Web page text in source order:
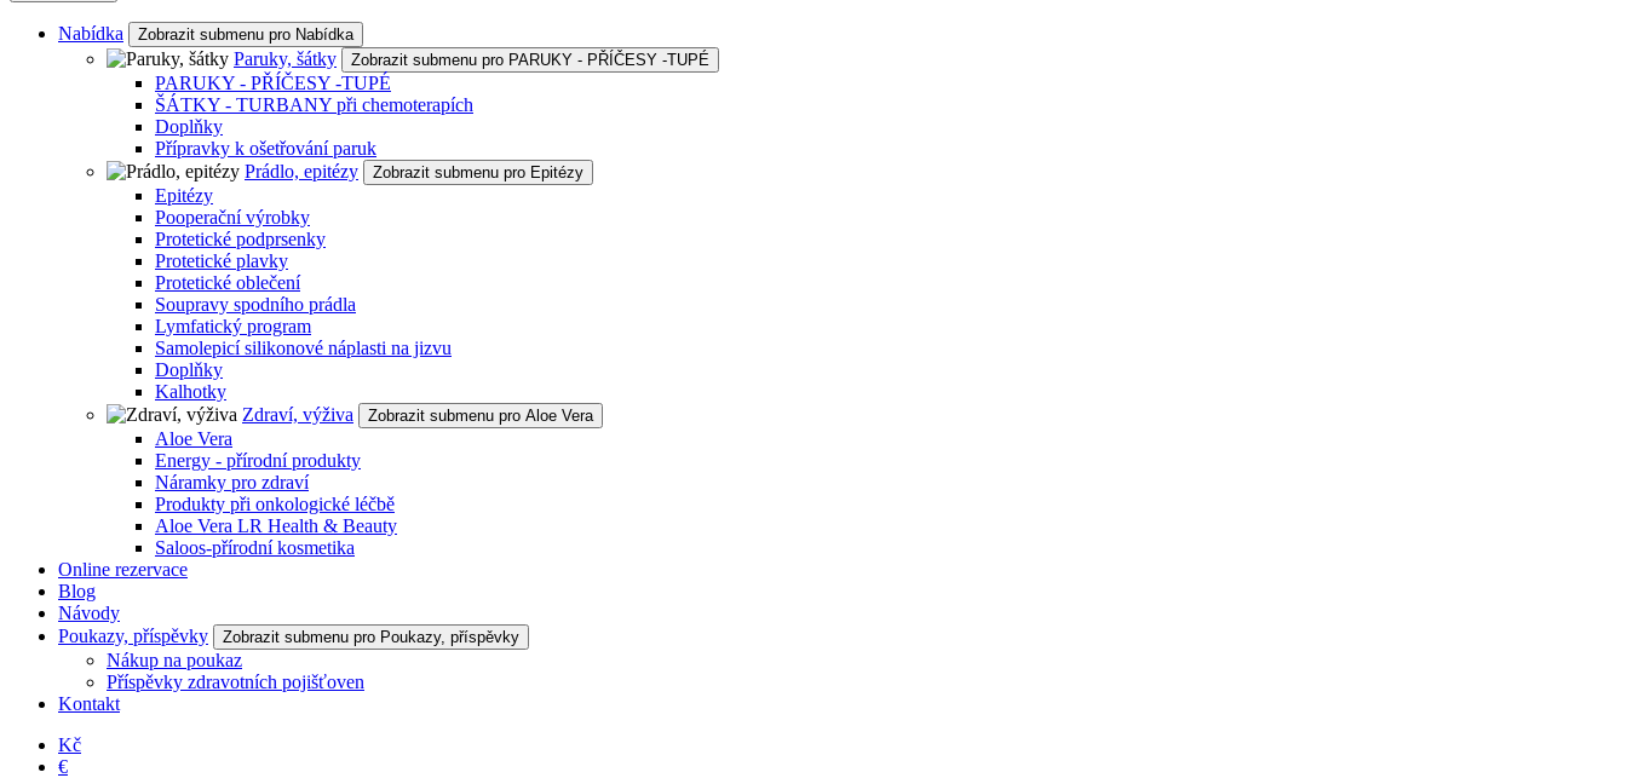
Nabídka Zobrazit submenu pro Nabídka
Paruky, šátky Zobrazit submenu pro PARUKY - PŘÍČESY -TUPÉ
PARUKY - PŘÍČESY -TUPÉ
ŠÁTKY - TURBANY při chemoterapích
Doplňky
Přípravky k ošetřování paruk
Prádlo, epitézy
Zobrazit submenu pro Epitézy
Epitézy
Pooperační výrobky
Protetické podprsenky
Protetické plavky
Protetické oblečení
Soupravy spodního prádla
Lymfatický program
Samolepicí silikonové náplasti na jizvu
Doplňky
Kalhotky
Zdraví, výživa
Zobrazit submenu pro Aloe Vera
Aloe Vera
Energy - přírodní produkty
Náramky pro zdraví
Produkty při onkologické léčbě
Aloe Vera LR Health & Beauty
Saloos-přírodní kosmetika
Online rezervace
Blog
Návody
Poukazy, příspěvky
Zobrazit submenu pro Poukazy, příspěvky
Nákup na poukaz
Příspěvky zdravotních pojišťoven
Kontakt
Kč
€